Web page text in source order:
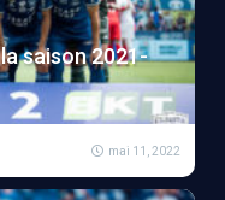
saison 2021-
mai 11, 2022